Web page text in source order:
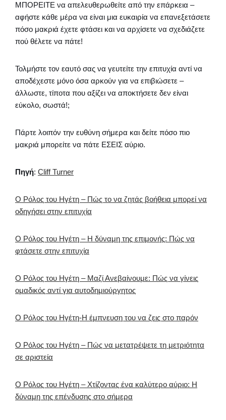
ΜΠΟΡΕΙΤΕ να απελευθερωθείτε από την επάρκεια –
αφήστε κάθε μέρα να είναι μια ευκαιρία να επανεξετάσετε
πόσο μακριά έχετε φτάσει και να αρχίσετε να σχεδιάζετε
πού θέλετε να πάτε!
Τολμήστε τον εαυτό σας να γευτείτε την επιτυχία αντί να
αποδέχεστε μόνο όσα αρκούν για να επιβιώσετε –
άλλωστε, τίποτα που αξίζει να αποκτήσετε δεν είναι
εύκολο, σωστά!;
Πάρτε λοιπόν την ευθύνη σήμερα και δείτε πόσο πιο
μακριά μπορείτε να πάτε ΕΣΕΙΣ αύριο.
Πηγή: Cliff Turner
Ο Ρόλος του Ηγέτη – Πώς το να ζητάς βοήθεια μπορεί να
οδηγήσει στην επιτυχία
Ο Ρόλος του Ηγέτη – Η δύναμη της επιμονής: Πώς να
φτάσετε στην επιτυχία
Ο Ρόλος του Ηγέτη – Μαζί Ανεβαίνουμε: Πώς να γίνεις
ομαδικός αντί για αυτοδημιούργητος
Ο Ρόλος του Ηγέτη-Η έμπνευση του να ζεις στο παρόν
Ο Ρόλος του Ηγέτη – Πώς να μετατρέψετε τη μετριότητα
σε αριστεία
Ο Ρόλος του Ηγέτη – Χτίζοντας ένα καλύτερο αύριο: Η
δύναμη της επένδυσης στο σήμερα